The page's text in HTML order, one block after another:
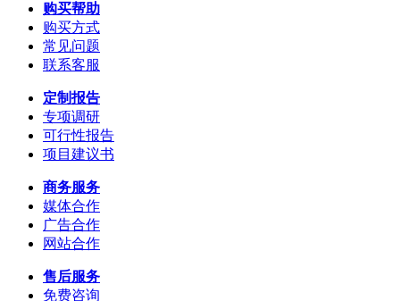
购买帮助
购买方式
常见问题
联系客服
定制报告
专项调研
可行性报告
项目建议书
商务服务
媒体合作
广告合作
网站合作
售后服务
免费咨询